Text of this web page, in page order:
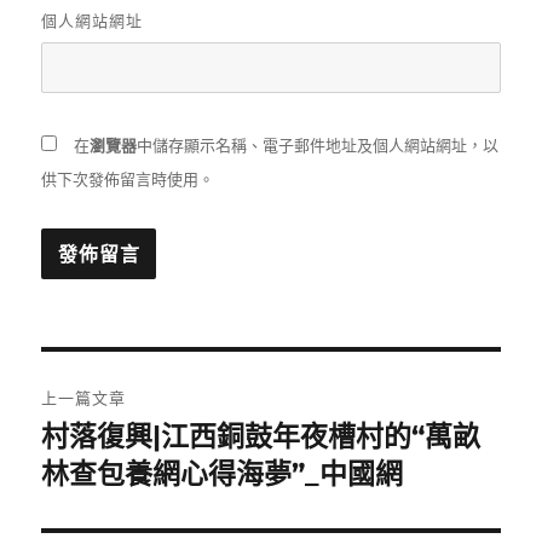
個人網站網址
在瀏覽器中儲存顯示名稱、電子郵件地址及個人網站網址，以
供下次發佈留言時使用。
章
導
覽
上一篇文章
上
一
文
村落復興|江西銅鼓年夜槽村的“萬畝
林查包養網心得海夢”_中國網